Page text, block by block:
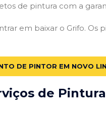
de pintura com a
em baixar o Grifo.
DE PINTOR EM NOVO
de